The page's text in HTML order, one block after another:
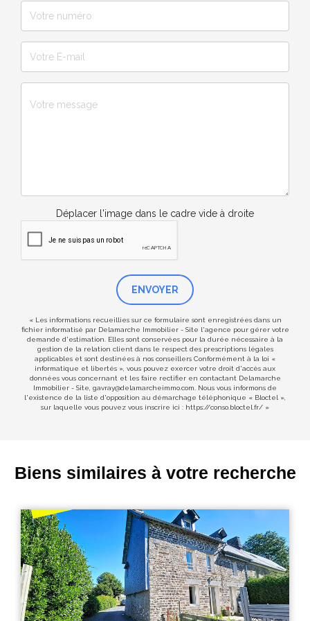
Déplacer l'image dans le cadre vide à droite
ENVOYER
« Les informations recueillies sur ce formulaire sont enregistrées dans un
fichier informatisé par Delamarche Immobilier - Site l'agence pour gérer votre
demande d'estimation. Elles sont conservées pour la durée nécessaire à la
gestion de la relation client dans le respect des prescriptions légales
applicables et sont destinées à nos conseillers Conformément à la loi «
informatique et libertés », vous pouvez exercer votre droit d'accès aux
données vous concernant et les faire rectifier en contactant Delamarche
Immobilier - Site, gavray@delamarcheimmo.com. Nous vous informons de
l'existence de la liste d'opposition au démarchage téléphonique « Bloctel »,
sur laquelle vous pouvez vous inscrire ici : https://conso.bloctel.fr/ »
Biens similaires à votre recherche